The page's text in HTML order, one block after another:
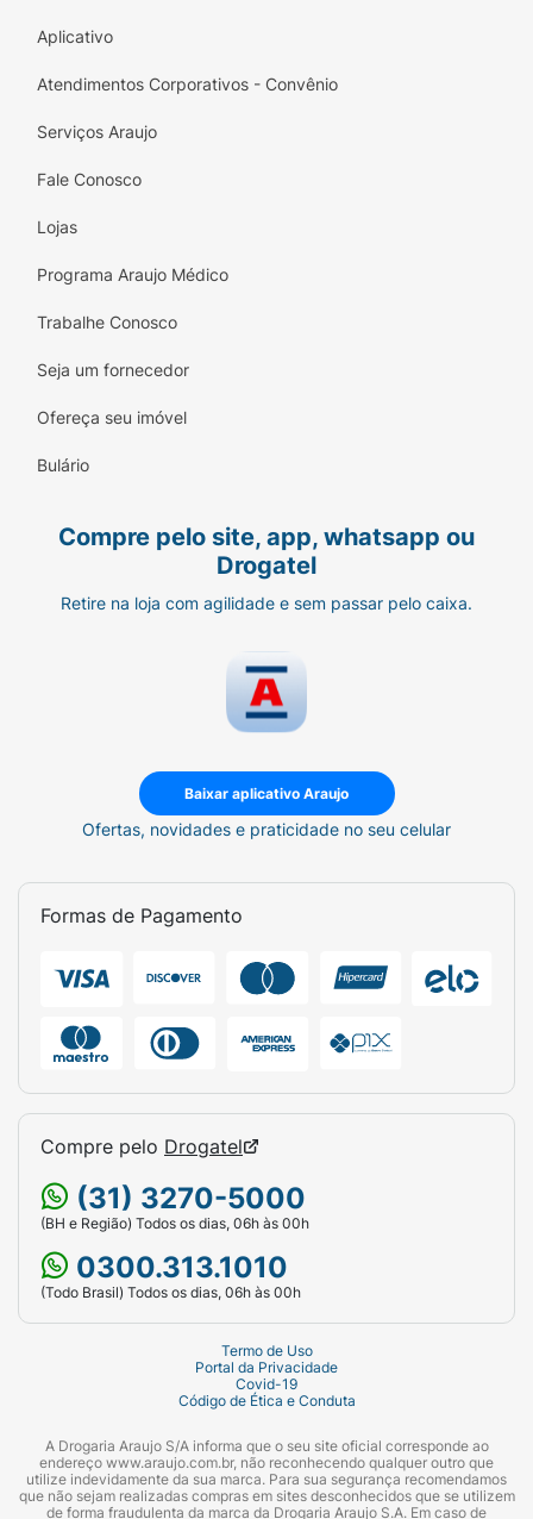
Aplicativo
Atendimentos Corporativos - Convênio
Serviços Araujo
Fale Conosco
Lojas
Programa Araujo Médico
Trabalhe Conosco
Seja um fornecedor
Ofereça seu imóvel
Bulário
Compre pelo site, app, whatsapp ou
Drogatel
Retire na loja com agilidade e sem passar pelo caixa.
Baixar aplicativo Araujo
Ofertas, novidades e praticidade no seu celular
Formas de Pagamento
Compre pelo Drogatel
(31) 3270-5000
(BH e Região) Todos os dias, 06h às 00h
0300.313.1010
(Todo Brasil) Todos os dias, 06h às 00h
Termo de Uso
Portal da Privacidade
Covid-19
Código de Ética e Conduta
A Drogaria Araujo S/A informa que o seu site oficial corresponde ao
endereço www.araujo.com.br, não reconhecendo qualquer outro que
utilize indevidamente da sua marca. Para sua segurança recomendamos
que não sejam realizadas compras em sites desconhecidos que se utilizem
de forma fraudulenta da marca da Drogaria Araujo S.A. Em caso de